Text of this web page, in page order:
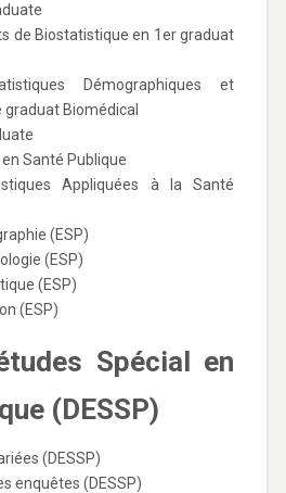
de Biostatistique en 1er graduat
Démographiques et
Biomédical
Santé Publique
Appliquées à la Santé
(ESP)
(ESP)
(ESP)
(ESP)
Spécial en
(DESSP)
(DESSP)
enquêtes (DESSP)